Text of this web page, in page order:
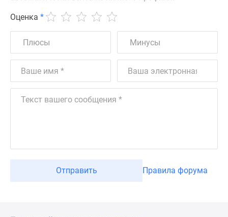
Оценка *
Отправить Правила форума